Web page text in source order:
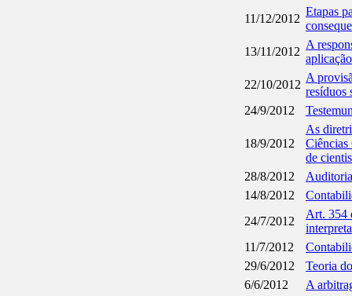
11/12/2012
Etapas
13/11/2012
A
22/10/2012
A
resíduos
24/9/2012
18/9/2012
As
Ciências
de
28/8/2012
14/8/2012
24/7/2012
Art. 354
11/7/2012
29/6/2012
Teoria
6/6/2012
A